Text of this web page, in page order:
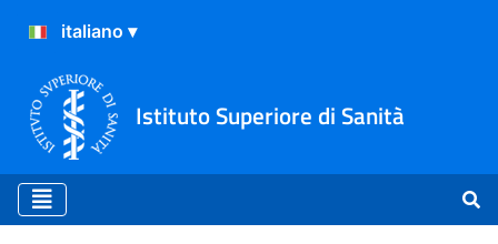
Istituto Superiore di Sanità